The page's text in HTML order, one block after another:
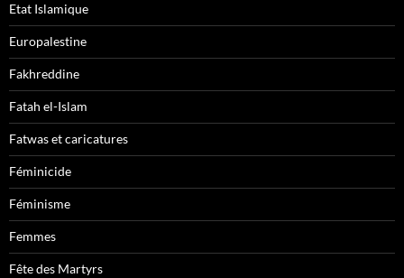
Etat Islamique
Europalestine
Fakhreddine
Fatah el-Islam
Fatwas et caricatures
Féminicide
Féminisme
Femmes
Fête des Martyrs